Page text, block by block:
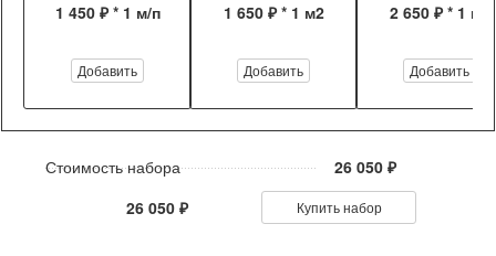
1 450 ₽ * 1 м/п
Добавить
1 650 ₽ * 1 м2
Добавить
2 650 ₽ * 1 м2
Добавить
Стоимость набора
26 050 ₽
26 050 ₽
Купить набор